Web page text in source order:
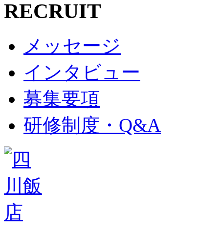
RECRUIT
メッセージ
インタビュー
募集要項
研修制度・Q&A